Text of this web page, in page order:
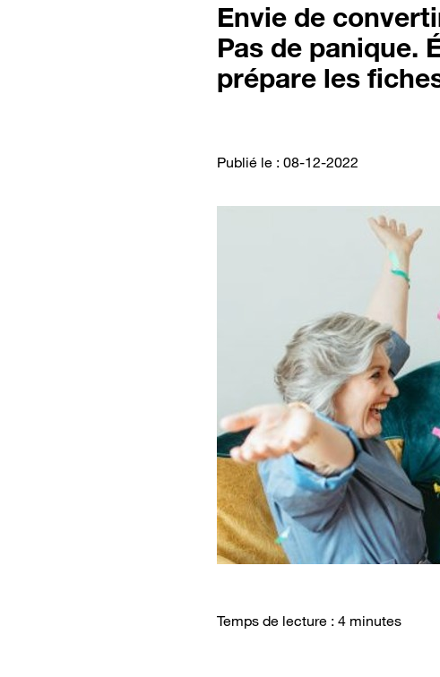
Envie de
Pas de panique.
prépare les
Publié le : 08-12-2022
Temps de lecture : 4 minutes